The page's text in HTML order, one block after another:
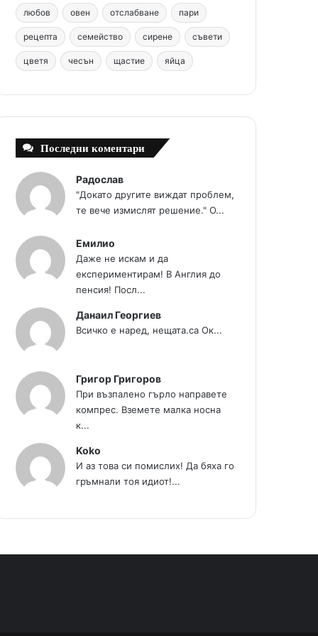
t
m
любов овен отслабване пари
рецепта семейство сирене съвети
цветя чесън щастие яйца
Последни коментари
Радослав
"Докато другите виждат проблем,
те вече измислят решение." О...
Емилио
Даже не искам и да
експериментирам! В Англия до
пенсия! Посл...
Данаил Георгиев
Всичко е наред, нещата.са Ок...
Григор Григоров
При възпалено гърло направете
компрес. Вземете малка носна
к...
Koko
И аз това си помислих! Да бяха го
гръмнали тоя идиот!...